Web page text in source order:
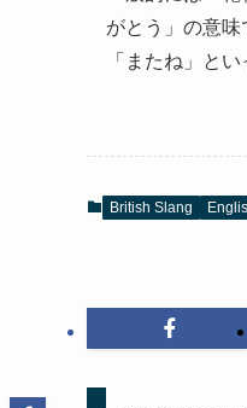
がとう」の意
「またね」と
British Slang